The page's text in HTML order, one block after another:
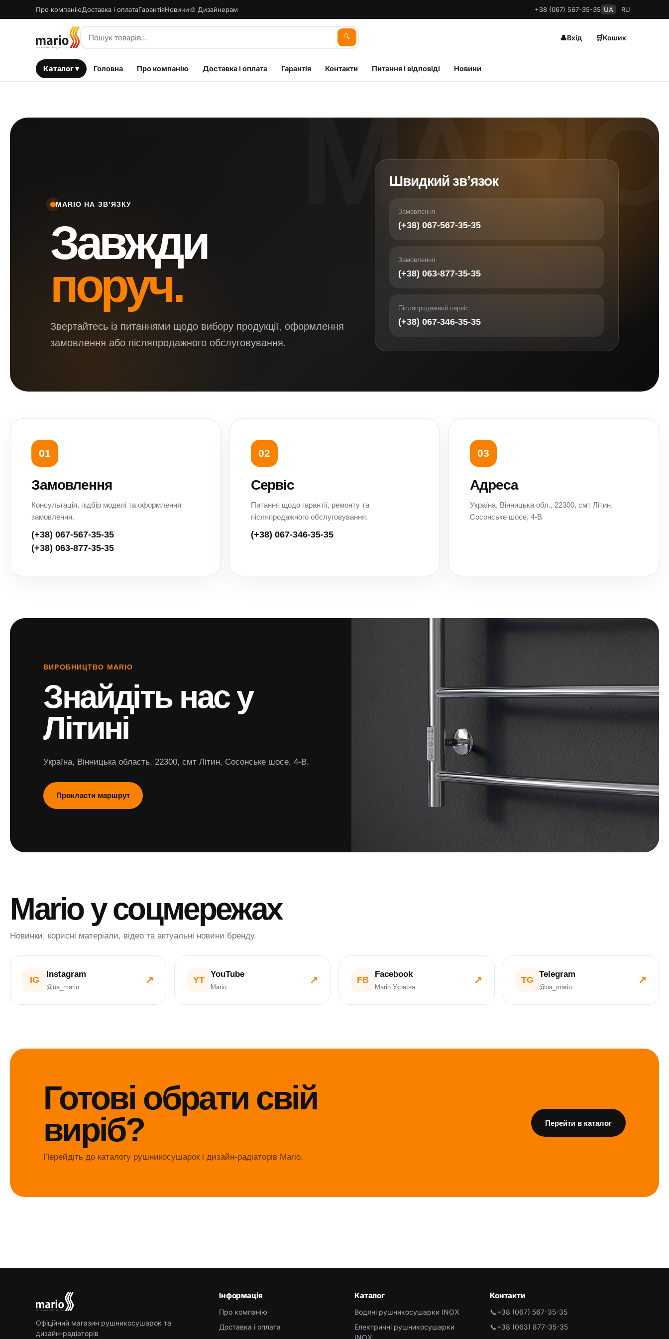
Про компаніюДоставка і оплатаГарантіяНовини🎨 Дизайнерам +38 (067) 567-35-35 UA RU
🔍 👤Вхід 🛒Кошик
Каталог ▾ Головна Про компанію Доставка і оплата Гарантія Контакти Питання і відповіді Новини
MARIO НА ЗВ’ЯЗКУ
Завжди
поруч.
Звертайтесь із питаннями щодо вибору продукції, оформлення
замовлення або післяпродажного обслуговування.
Швидкий зв’язок
Замовлення
(+38) 067-567-35-35
Замовлення
(+38) 063-877-35-35
Післяпродажний сервіс
(+38) 067-346-35-35
01
Замовлення
Консультація, підбір моделі та оформлення
замовлення.
(+38) 067-567-35-35
(+38) 063-877-35-35
02
Сервіс
Питання щодо гарантії, ремонту та
післяпродажного обслуговування.
(+38) 067-346-35-35
03
Адреса
Україна, Вінницька обл., 22300, смт Літин,
Сосонське шосе, 4-В
ВИРОБНИЦТВО MARIO
Знайдіть нас у
Літині
Україна, Вінницька область, 22300, смт Літин, Сосонське шосе, 4-В.
Прокласти маршрут
Mario у соцмережах
Новинки, корисні матеріали, відео та актуальні новини бренду.
IG
Instagram
@ua_mario
↗ YT
YouTube
Mario
↗ FB
Facebook
Mario Україна
↗ TG
Telegram
@ua_mario
↗
Готові обрати свій
виріб?
Перейдіть до каталогу рушникосушарок і дизайн-радіаторів Mario.
Перейти в каталог
Офіційний магазин рушникосушарок та
дизайн-радіаторів
Інформація
Про компанію
Доставка і оплата
Каталог
Водяні рушникосушарки INOX
Електричні рушникосушарки
Контакти
📞+38 (067) 567-35-35
📞+38 (063) 877-35-35